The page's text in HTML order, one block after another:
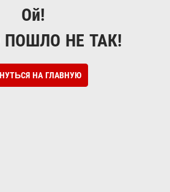
Ой!
ПОШЛО НЕ ТАК!
НА ГЛАВНУЮ